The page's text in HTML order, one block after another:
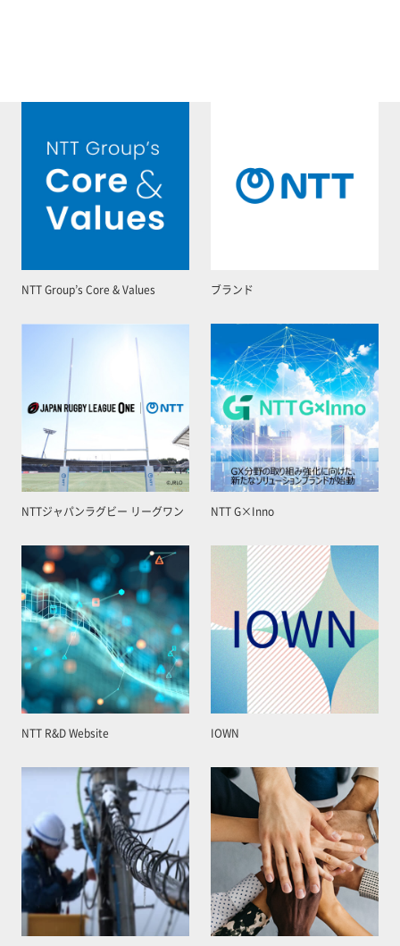
NTT Group’s Core & Values ブランド
NTTジャパンラグビー リーグワン NTT G×Inno
NTT R&D Website IOWN